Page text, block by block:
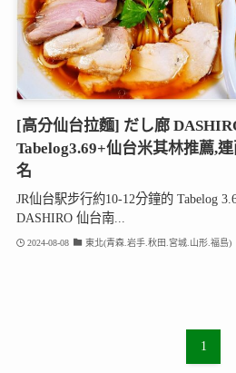
[高分仙台拉麵] だし廊
Tabelog3.69+仙台米其林推薦,
名
JR仙台駅步行約10-12分鐘的 Tabelog
DASHIRO 仙台南...
2024-08-08 東北(青森.岩手.秋田.宮城.山形.福島)
1